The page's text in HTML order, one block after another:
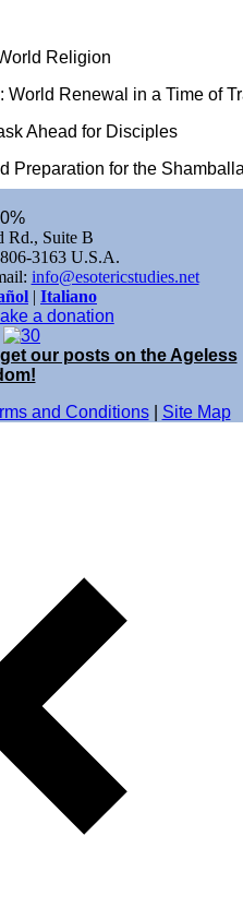
Religion
World Renewal in a Time of
Ahead for Disciples
Preparation for the
Rd., Suite B
3163 U.S.A.
info@esotericstudies.net
| Italiano
a donation
our posts on the Ageless
and Conditions| Site Map